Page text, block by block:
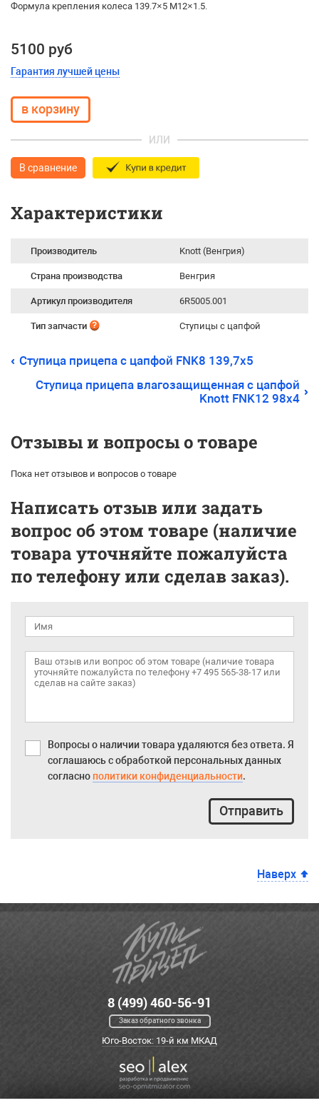
Формула крепления колеса 139.7×5 M12×1.5.
5100 руб
Гарантия лучшей цены
ИЛИ
В сравнение
Характеристики
Производитель Knott (Венгрия)
Страна производства Венгрия
Артикул производителя 6R5005.001
Тип запчасти Ступицы с цапфой
Ступица прицепа с цапфой FNK8 139,7x5
Ступица прицепа влагозащищенная с цапфой
Knott FNK12 98x4
Отзывы и вопросы о товаре
Пока нет отзывов и вопросов о товаре
Написать отзыв или задать
вопрос об этом товаре (наличие
товара уточняйте пожалуйста
по телефону или сделав заказ).
Вопросы о наличии товара удаляются без ответа. Я
соглашаюсь с обработкой персональных данных
согласно политики конфиденциальности.
Отправить
Наверх
8 (499) 460-56-91
Заказ обратного звонка
Юго-Восток: 19-й км МКАД